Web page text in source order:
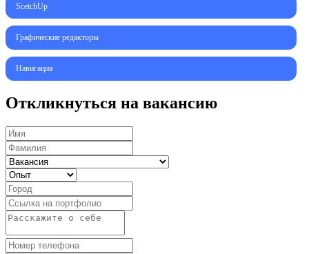
ScetchUp
Графические редакторы
Навигация
Откликнуться на вакансию